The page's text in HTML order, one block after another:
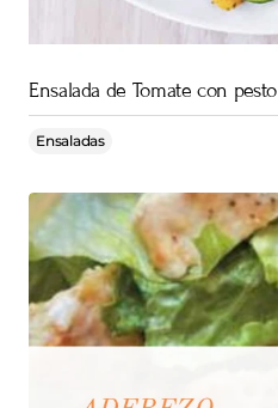
Ensalada de Tomate con pesto
Ensaladas